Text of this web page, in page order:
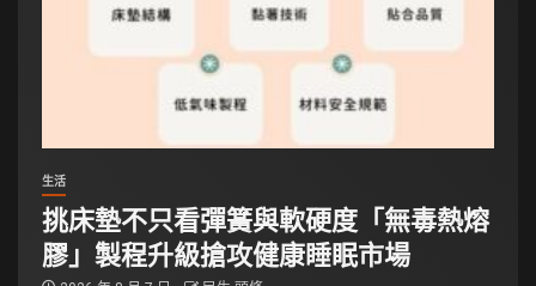
生活
挑床墊不只看彈簧與軟硬度「無毒熱熔
膠」製程升級搶攻健康睡眠市場